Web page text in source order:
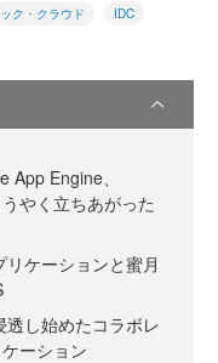
ク・クラウド IDC
App Engine、
やく立ちあがった
ケーションと蜜月
し始めたコラボレ
ーション